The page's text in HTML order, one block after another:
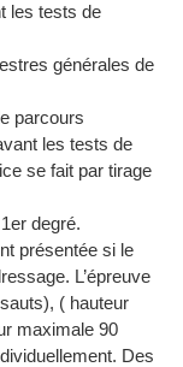
les tests de
générales de
parcours
les tests de
se fait par tirage
degré.
présentée si le
L’épreuve
( hauteur
maximale 90
Des